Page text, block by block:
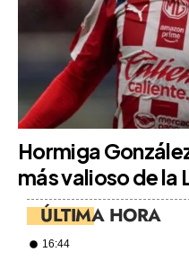
Hormiga
más valioso de la
ÚLTIMA HORA
16:44